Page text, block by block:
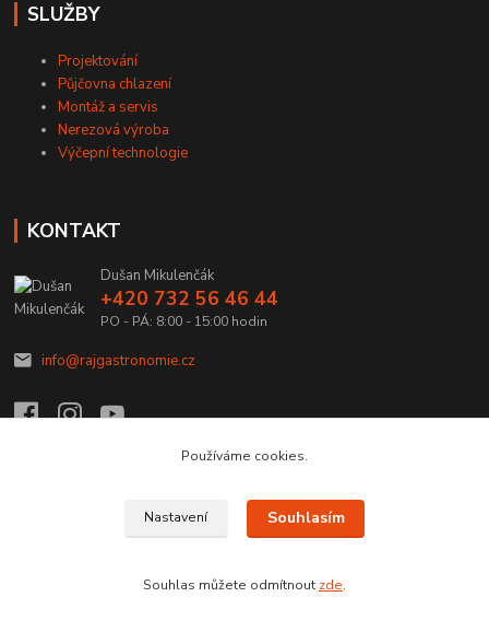
SLUŽBY
Projektování
Půjčovna chlazení
Montáž a servis
Nerezová výroba
Výčepní technologie
KONTAKT
Dušan Mikulenčák
+420 732 56 46 44
PO - PÁ: 8:00 - 15:00 hodin
info@rajgastronomie.cz
Upravit sběr cookies.
Copyright © 2026 Ráj Gastronomie.cz
Používáme cookies.
Nastavení Souhlasím
Souhlas můžete odmítnout zde.